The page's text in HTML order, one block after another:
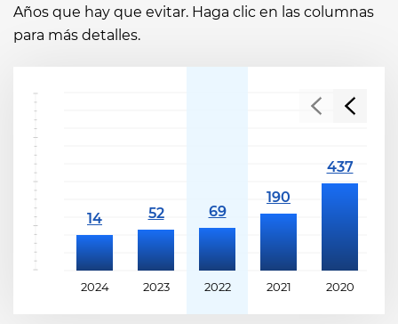
Años que hay que evitar. Haga clic en las columnas
para más detalles.
2024 2023 2022 2021 2020